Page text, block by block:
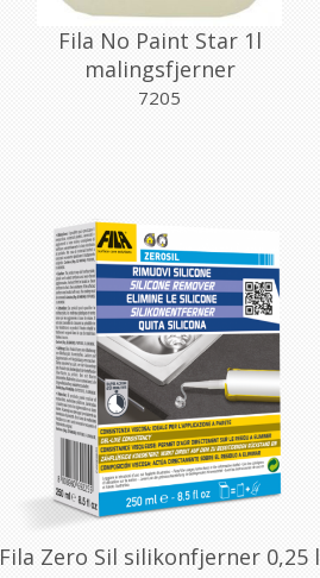
Fila No Paint Star 1l
malingsfjerner
7205
Fila Zero Sil silikonfjerner 0,25 l